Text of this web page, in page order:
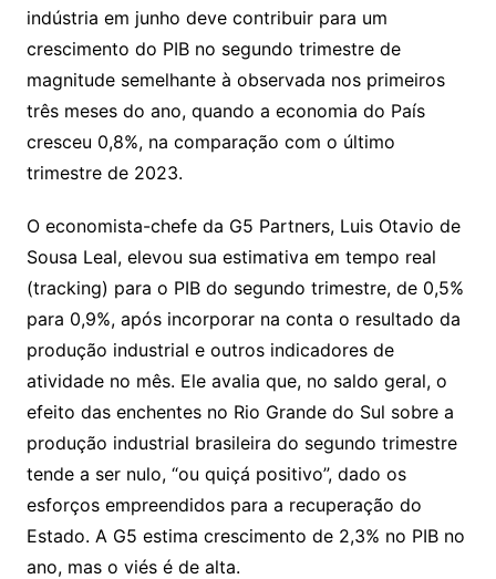
indústria em junho deve contribuir para um
crescimento do PIB no segundo trimestre de
magnitude semelhante à observada nos primeiros
três meses do ano, quando a economia do País
cresceu 0,8%, na comparação com o último
trimestre de 2023.
O economista-chefe da G5 Partners, Luis Otavio de
Sousa Leal, elevou sua estimativa em tempo real
(tracking) para o PIB do segundo trimestre, de 0,5%
para 0,9%, após incorporar na conta o resultado da
produção industrial e outros indicadores de
atividade no mês. Ele avalia que, no saldo geral, o
efeito das enchentes no Rio Grande do Sul sobre a
produção industrial brasileira do segundo trimestre
tende a ser nulo, “ou quiçá positivo”, dado os
esforços empreendidos para a recuperação do
Estado. A G5 estima crescimento de 2,3% no PIB no
ano, mas o viés é de alta.